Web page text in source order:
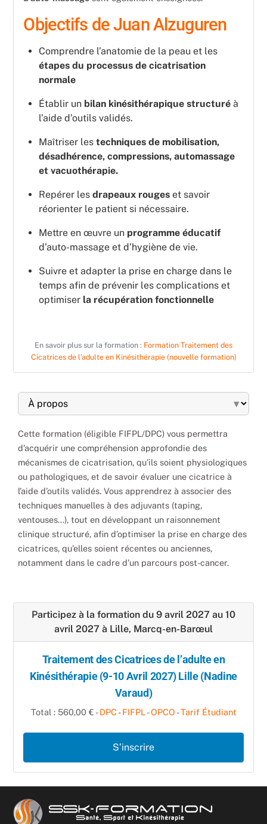
Objectifs de Juan Alzuguren
Comprendre l’anatomie de la peau et les
étapes du processus de cicatrisation
normale
Établir un bilan kinésithérapique structuré à
l’aide d’outils validés.
Maîtriser les techniques de mobilisation,
désadhérence, compressions, automassage
et vacuothérapie.
Repérer les drapeaux rouges et savoir
réorienter le patient si nécessaire.
Mettre en œuvre un programme éducatif
d’auto-massage et d’hygiène de vie.
Suivre et adapter la prise en charge dans le
temps afin de prévenir les complications et
optimiser la récupération fonctionnelle
En savoir plus sur la formation : Formation Traitement des
Cicatrices de l’adulte en Kinésithérapie (nouvelle formation)
▾
Cette formation (éligible FIFPL/DPC) vous permettra
d’acquérir une compréhension approfondie des
mécanismes de cicatrisation, qu’ils soient physiologiques
ou pathologiques, et de savoir évaluer une cicatrice à
l’aide d’outils validés. Vous apprendrez à associer des
techniques manuelles à des adjuvants (taping,
ventouses…), tout en développant un raisonnement
clinique structuré, afin d’optimiser la prise en charge des
cicatrices, qu’elles soient récentes ou anciennes,
notamment dans le cadre d’un parcours post-cancer.
Participez à la formation du 9 avril 2027 au 10
avril 2027 à Lille, Marcq-en-Barœul
Traitement des Cicatrices de l’adulte en
Kinésithérapie (9-10 Avril 2027) Lille (Nadine
Varaud)
Total : 560,00 € -DPC -FIFPL-OPCO -Tarif Étudiant
S’inscrire